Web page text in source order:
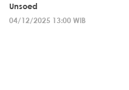
Unsoed
04/12/2025 13:00 WIB